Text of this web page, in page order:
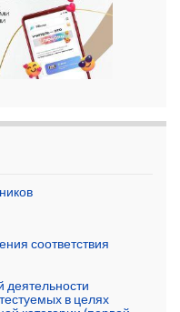
соответствия
деятельности
в целях